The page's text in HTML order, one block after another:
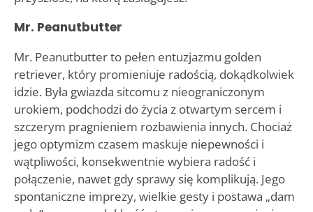
Mr. Peanutbutter
Mr. Peanutbutter to pełen entuzjazmu golden
retriever, który promieniuje radością, dokądkolwiek
idzie. Była gwiazda sitcomu z nieograniczonym
urokiem, podchodzi do życia z otwartym sercem i
szczerym pragnieniem rozbawienia innych. Chociaż
jego optymizm czasem maskuje niepewności i
wątpliwości, konsekwentnie wybiera radość i
połączenie, nawet gdy sprawy się komplikują. Jego
spontaniczne imprezy, wielkie gesty i postawa „dam